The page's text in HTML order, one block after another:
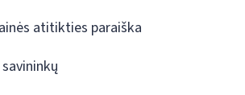
atitikties paraiška